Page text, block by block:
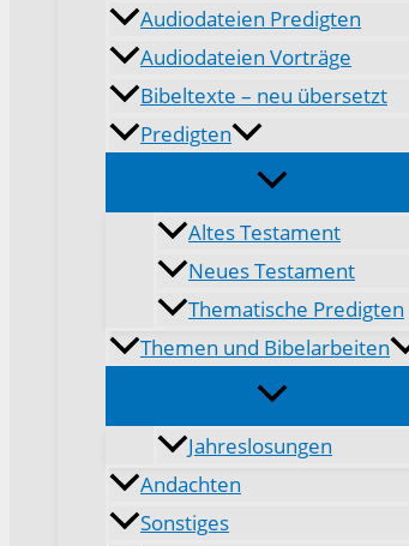
Audiodateien Predigten
Audiodateien Vorträge
Bibeltexte – neu übersetzt
Predigten
Altes Testament
Neues Testament
Thematische Predigten
Themen und Bibelarbeiten
Jahreslosungen
Andachten
Sonstiges